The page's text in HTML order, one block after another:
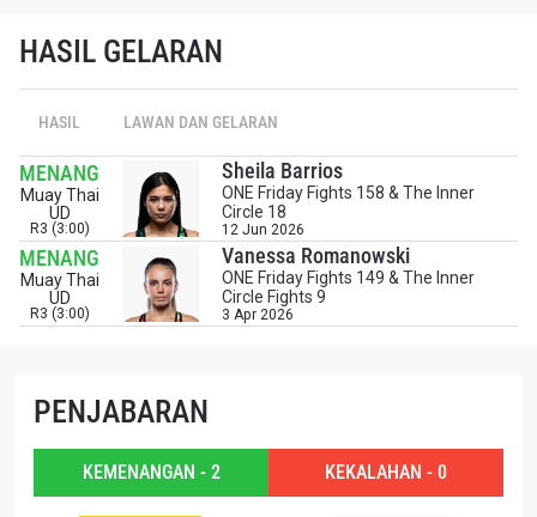
HASIL GELARAN
HASIL LAWAN DAN GELARAN
MENANG
Muay Thai
UD
R3 (3:00)
Sheila Barrios
ONE Friday Fights 158 & The Inner
Circle 18
12 Jun 2026
MENANG
Muay Thai
UD
R3 (3:00)
Vanessa Romanowski
ONE Friday Fights 149 & The Inner
Circle Fights 9
3 Apr 2026
PENJABARAN
KEMENANGAN - 2 KEKALAHAN - 0
LAWAN
LIHAT SOROTAN TERBAIK
IKUTI PERKEMBANGAN TERBARU
Bawa ONE Championship kemana pun anda pergi!
Daftar sekarang untuk mendapat akses ke berita
terbaru, tawaran spesial, dan akses awal untuk kursi
terbaik di gelaran langsung kami.
EMAIL
BERLANGGANAN